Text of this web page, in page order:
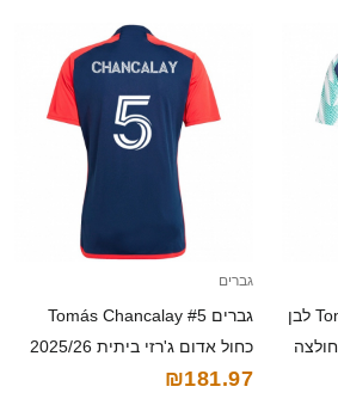
גברים Tomás Chancalay #5 לבן
כחול הרחק ג'רזי 2025/26 חולצה
גברים
גברים Tomás Chancalay #5
כחול אדום ג'רזי ביתית 2025/26
חולצה קצרה
₪181.97